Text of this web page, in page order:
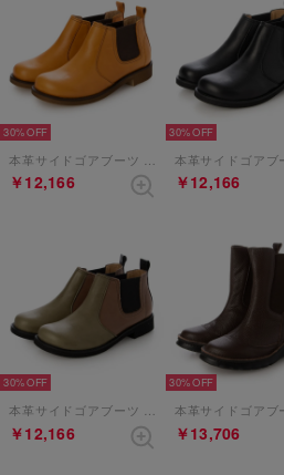
30%
￥12,166
30%
￥12,166
30%
本革サイドゴアブーツ （カーキコンビ）
￥12,166
30%
￥13,706